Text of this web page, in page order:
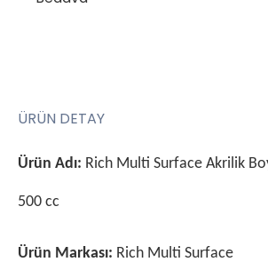
ÜRÜN DETAY
Ürün Adı: Rich Multi Surface Akrilik
500 cc
Ürün Markası: Rich Multi Surface